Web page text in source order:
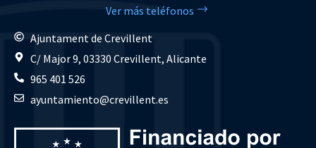
Ver más teléfonos
Ajuntament de Crevillent
C/ Major 9, 03330 Crevillent, Alicante
965 401 526
ayuntamiento@crevillent.es